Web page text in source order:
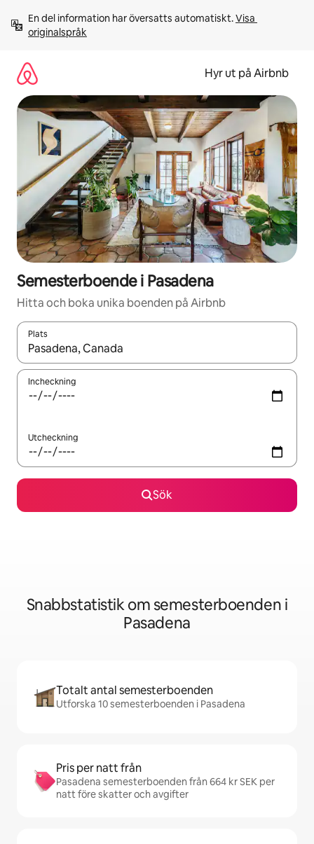
innehåll
En del information har översatts automatiskt. Visa
originalspråk
Hyr ut på Airbnb
Semesterboende i Pasadena
Hitta och boka unika boenden på Airbnb
Plats
När resultaten är tillgängliga kan du navigera med upp- och
Incheckning
Utcheckning
Sök
Snabbstatistik om semesterboenden i
Pasadena
Totalt antal semesterboenden
Utforska 10 semesterboenden i Pasadena
Pris per natt från
Pasadena semesterboenden från 664 kr SEK per
natt före skatter och avgifter